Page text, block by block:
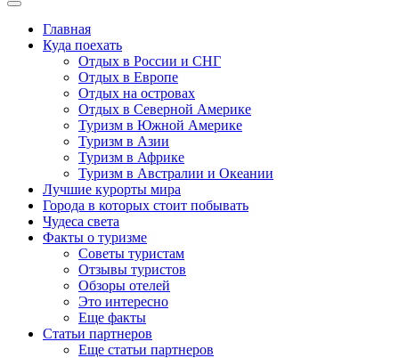
Главная
Куда поехать
Отдых в России и СНГ
Отдых в Европе
Отдых на островах
Отдых в Северной Америке
Туризм в Южной Америке
Туризм в Азии
Туризм в Африке
Туризм в Австралии и Океании
Лучшие курорты мира
Города в которых стоит побывать
Чудеса света
Факты о туризме
Советы туристам
Отзывы туристов
Обзоры отелей
Это интересно
Еще факты
Статьи партнеров
Еще статьи партнеров